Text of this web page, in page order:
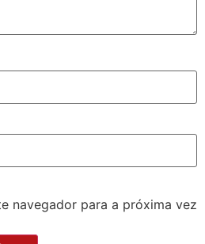
navegador para a próxima vez